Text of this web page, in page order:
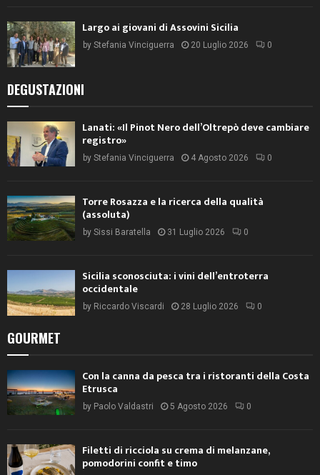
Largo ai giovani di Assovini Sicilia
by Stefania Vinciguerra 20 Luglio 2026 0
DEGUSTAZIONI
Lanati: «Il Pinot Nero dell’Oltrepò deve cambiare
registro»
by Stefania Vinciguerra 4 Agosto 2026 0
Torre Rosazza e la ricerca della qualità
(assoluta)
by Sissi Baratella 31 Luglio 2026 0
Sicilia sconosciuta: i vini dell’entroterra
occidentale
by Riccardo Viscardi 28 Luglio 2026 0
GOURMET
Con la canna da pesca tra i ristoranti della Costa
Etrusca
by Paolo Valdastri 5 Agosto 2026 0
Filetti di ricciola su crema di melanzane,
pomodorini confit e timo